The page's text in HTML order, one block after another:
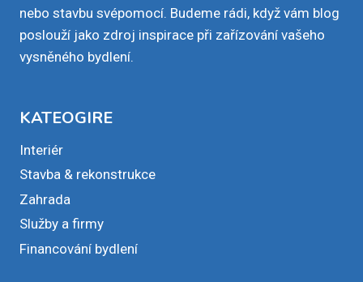
nebo stavbu svépomocí. Budeme rádi, když vám blog
poslouží jako zdroj inspirace při zařízování vašeho
vysněného bydlení.
KATEOGIRE
Interiér
Stavba & rekonstrukce
Zahrada
Služby a firmy
Financování bydlení